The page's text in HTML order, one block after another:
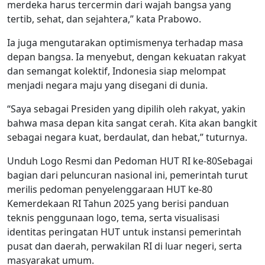
merdeka harus tercermin dari wajah bangsa yang
tertib, sehat, dan sejahtera,” kata Prabowo.
Ia juga mengutarakan optimismenya terhadap masa
depan bangsa. Ia menyebut, dengan kekuatan rakyat
dan semangat kolektif, Indonesia siap melompat
menjadi negara maju yang disegani di dunia.
“Saya sebagai Presiden yang dipilih oleh rakyat, yakin
bahwa masa depan kita sangat cerah. Kita akan bangkit
sebagai negara kuat, berdaulat, dan hebat,” tuturnya.
Unduh Logo Resmi dan Pedoman HUT RI ke-80Sebagai
bagian dari peluncuran nasional ini, pemerintah turut
merilis pedoman penyelenggaraan HUT ke-80
Kemerdekaan RI Tahun 2025 yang berisi panduan
teknis penggunaan logo, tema, serta visualisasi
identitas peringatan HUT untuk instansi pemerintah
pusat dan daerah, perwakilan RI di luar negeri, serta
masyarakat umum.